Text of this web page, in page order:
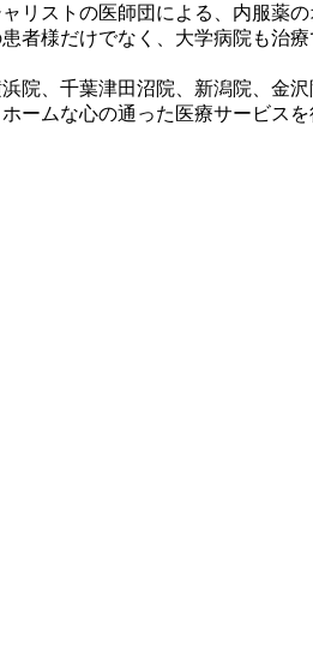
リストの医師団による、内服薬
者様だけでなく、大学病院も治
院、千葉津田沼院、新潟院、金
ームな心の通った医療サービスを